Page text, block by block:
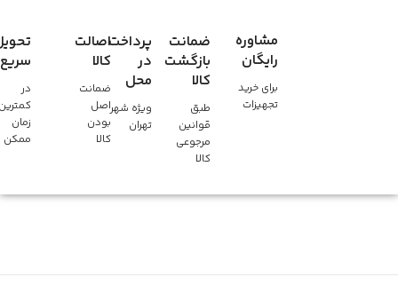
مشاوره
رایگان
برای خرید
تجهیزات
ضمانت
بازگشت
کالا
طبق
قوانین
مرجوعی
کالا
پرداخت
در
محل
ویژه شهر
تهران
اصالت
کالا
ضمانت
اصل
بودن
کالا
سریع
در
زمان
ممکن